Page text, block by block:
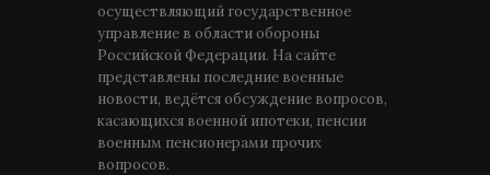
осуществляющий государственное
управление в области обороны
Российской Федерации. На сайте
представлены последние военные
новости, ведётся обсуждение вопросов,
касающихся военной ипотеки, пенсии
военным пенсионерами прочих
вопросов.